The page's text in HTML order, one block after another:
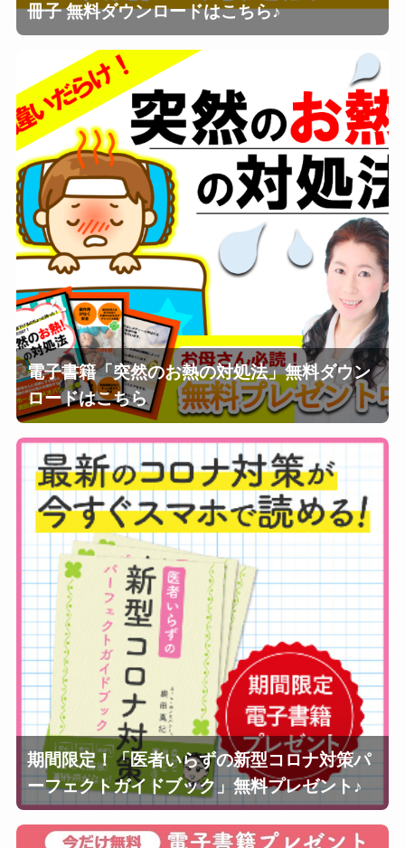
冊子 無料ダウンロードはこちら♪
電子書籍「突然のお熱の対処法」無料ダウン
ロードはこちら
期間限定！「医者いらずの新型コロナ対策パ
ーフェクトガイドブック」無料プレゼント♪